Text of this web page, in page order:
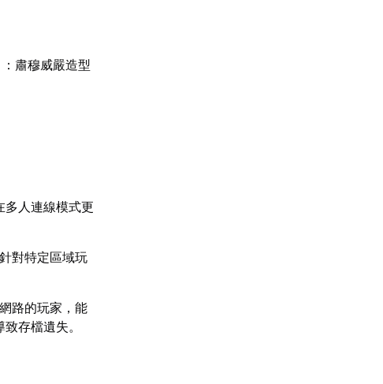
肅穆威嚴造型
多人連線模式更
對特定區域玩
路的玩家，能
存檔遺失。